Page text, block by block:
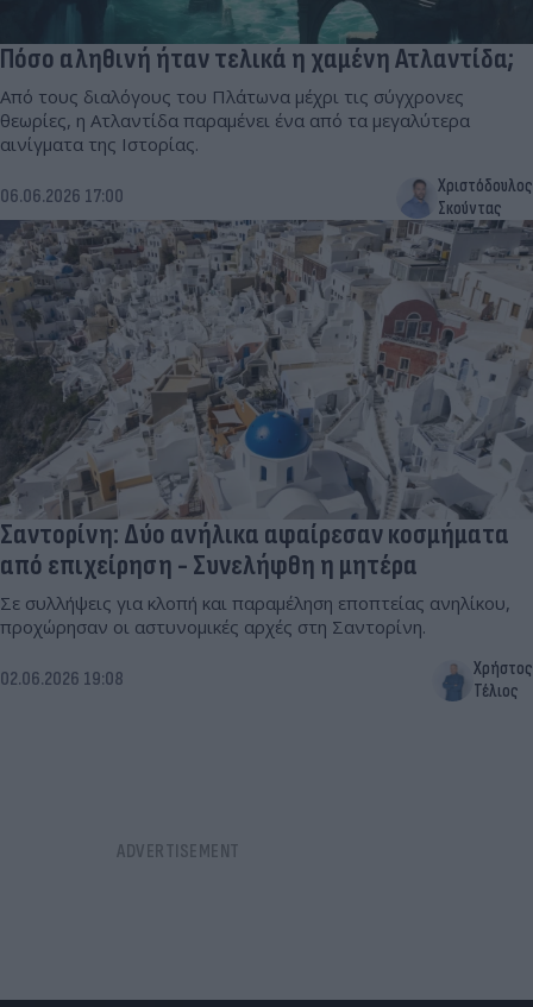
Πόσο αληθινή ήταν τελικά η χαμένη Ατλαντίδα;
Από τους διαλόγους του Πλάτωνα μέχρι τις σύγχρονες
θεωρίες, η Ατλαντίδα παραμένει ένα από τα μεγαλύτερα
αινίγματα της Ιστορίας.
06.06.2026 17:00
Χριστόδουλος
Σκούντας
Σαντορίνη: Δύο ανήλικα αφαίρεσαν κοσμήματα
από επιχείρηση - Συνελήφθη η μητέρα
Σε συλλήψεις για κλοπή και παραμέληση εποπτείας ανηλίκου,
προχώρησαν οι αστυνομικές αρχές στη Σαντορίνη.
02.06.2026 19:08
Χρήστος
Τέλιος